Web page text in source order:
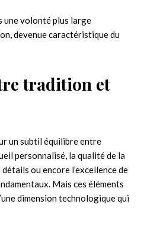
une volonté plus large
devenue caractéristique du
tradition et
un subtil équilibre entre
personnalisé, la qualité de la
ou encore l’excellence de
Mais ces éléments
dimension technologique qui